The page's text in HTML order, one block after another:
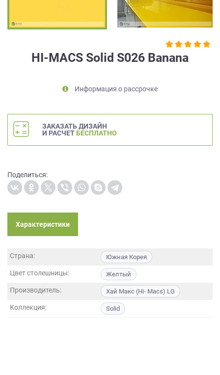
HI-MACS Solid S026 Banana
Информация о рассрочке
ЗАКАЗАТЬ ДИЗАЙН
И РАСЧЕТ БЕСПЛАТНО
Поделиться:
Характеристики
Страна: Южная Корея
Цвет столешницы: Желтый
Производитель: Хай Макс (Hi- Macs) LG
Коллекция: Solid
персональных
метрическими
программами
условиях
Политики
персональных
данных.